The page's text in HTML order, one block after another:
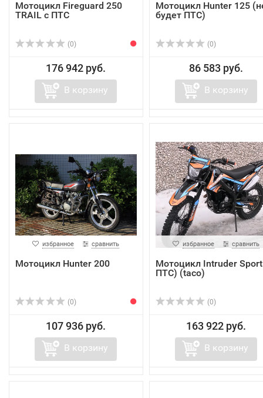
Мотоцикл Fireguard 250
TRAIL с ПТС
(0)
176 942 руб.
В корзину
Мотоцикл Hunter 125
будет ПТС)
(0)
86 583 руб.
В корзину
избранное сравнить
Мотоцикл Hunter 200
(0)
107 936 руб.
В корзину
избранное сравнить
Мотоцикл Intruder
ПТС) (taco)
(0)
163 922 руб.
В корзину